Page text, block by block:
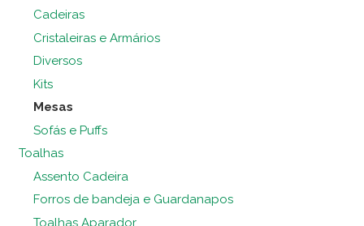
Cadeiras
Cristaleiras e Armários
Diversos
Kits
Mesas
Sofás e Puffs
Toalhas
Assento Cadeira
Forros de bandeja e Guardanapos
Toalhas Aparador